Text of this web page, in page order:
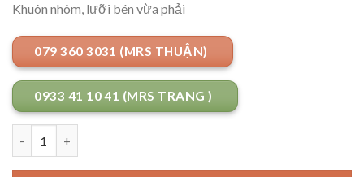
Khuôn nhôm, lưỡi bén vừa phải
079 360 3031 (MRS THUẬN)
0933 41 10 41 (MRS TRANG )